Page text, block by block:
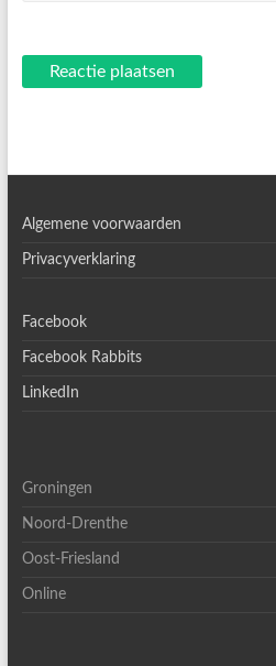
Algemene voorwaarden
Privacyverklaring
Facebook
Facebook Rabbits
LinkedIn
Groningen
Noord-Drenthe
Oost-Friesland
Online